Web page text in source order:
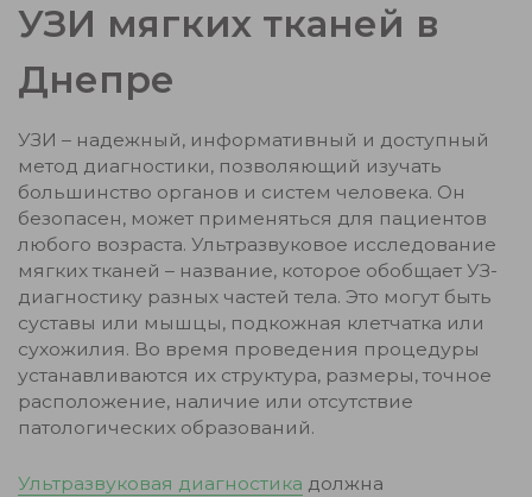
УЗИ мягких тканей в
Днепре
УЗИ – надежный, информативный и доступный
метод диагностики, позволяющий изучать
большинство органов и систем человека. Он
безопасен, может применяться для пациентов
любого возраста. Ультразвуковое исследование
мягких тканей – название, которое обобщает УЗ-
диагностику разных частей тела. Это могут быть
суставы или мышцы, подкожная клетчатка или
сухожилия. Во время проведения процедуры
устанавливаются их структура, размеры, точное
расположение, наличие или отсутствие
патологических образований.
Ультразвуковая диагностика должна